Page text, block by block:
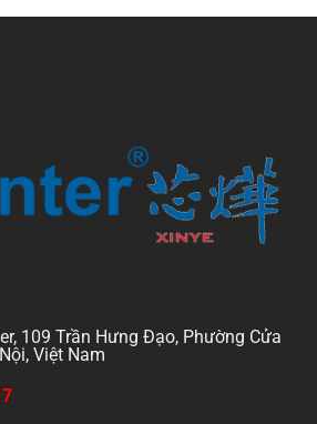
109 Trần Hưng Đạo, Phường Cửa
Việt Nam